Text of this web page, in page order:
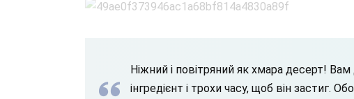
Ніжний і повітряний як хмара десерт!
інгредієнт і трохи часу, щоб він застиг.